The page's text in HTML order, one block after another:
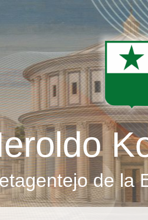
de la